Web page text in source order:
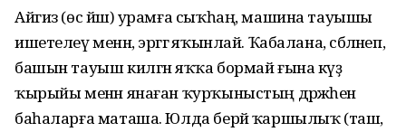
Айгиз (өс йәш) урамға сыҡһаң, машина тауышы
ишетелеү менән, эргәгә яҡынлай. Ҡабалана, сәбәләнеп,
башын тауыш килгән яҡҡа бормай ғына күҙ
ҡырыйы менән янаған ҡурҡыныстың дәрәжәһен
баһаларға маташа. Юлда берәй ҡаршылыҡ (таш,